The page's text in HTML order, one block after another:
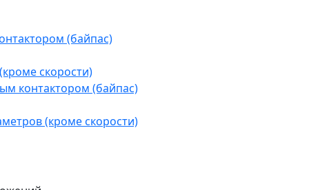
(байпас)
скорости)
контактором (байпас)
(кроме скорости)